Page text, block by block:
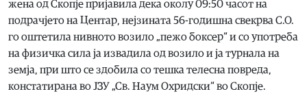
жена од Скопје пријавила дека околу 09:50 часот на
подрачјето на Центар, нејзината 56-годишна свекрва С.О.
го оштетила нивното возило „пежо боксер“ и со употреба
на физичка сила ја извадила од возило и ја турнала на
земја, при што се здобила со тешка телесна повреда,
констатирана во ЈЗУ „Св. Наум Охридски“ во Скопје.